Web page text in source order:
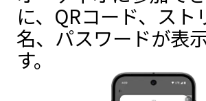
に、QRコード、スト
名、パスワードが表
す。